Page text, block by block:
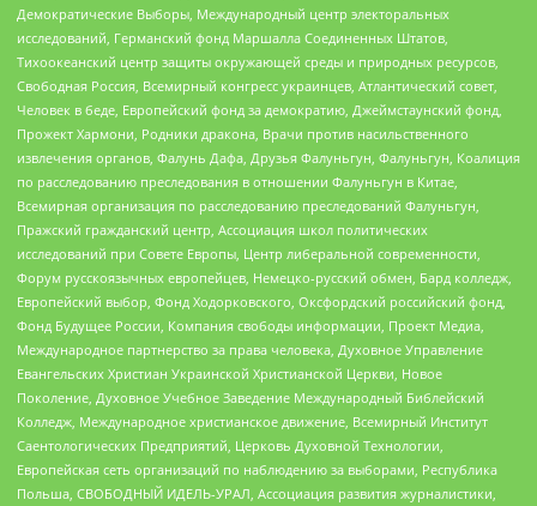
Демократические Выборы, Международный центр электоральных
исследований, Германский фонд Маршалла Соединенных Штатов,
Тихоокеанский центр защиты окружающей среды и природных ресурсов,
Свободная Россия, Всемирный конгресс украинцев, Атлантический совет,
Человек в беде, Европейский фонд за демократию, Джеймстаунский фонд,
Прожект Хармони, Родники дракона, Врачи против насильственного
извлечения органов, Фалунь Дафа, Друзья Фалуньгун, Фалуньгун, Коалиция
по расследованию преследования в отношении Фалуньгун в Китае,
Всемирная организация по расследованию преследований Фалуньгун,
Пражский гражданский центр, Ассоциация школ политических
исследований при Совете Европы, Центр либеральной современности,
Форум русскоязычных европейцев, Немецко-русский обмен, Бард колледж,
Европейский выбор, Фонд Ходорковского, Оксфордский российский фонд,
Фонд Будущее России, Компания свободы информации, Проект Медиа,
Международное партнерство за права человека, Духовное Управление
Евангельских Христиан Украинской Христианской Церкви, Новое
Поколение, Духовное Учебное Заведение Международный Библейский
Колледж, Международное христианское движение, Всемирный Институт
Саентологических Предприятий, Церковь Духовной Технологии,
Европейская сеть организаций по наблюдению за выборами, Республика
Польша, СВОБОДНЫЙ ИДЕЛЬ-УРАЛ, Ассоциация развития журналистики,